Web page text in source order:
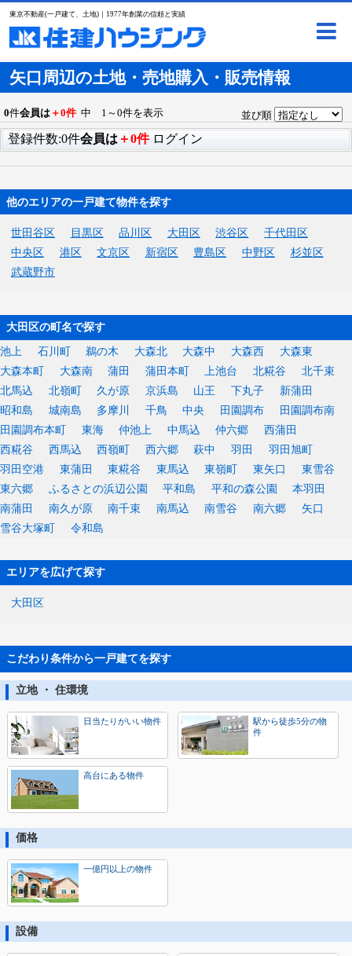
東京不動産(一戸建て、土地)｜1977年創業の信頼と実績
矢口周辺の土地・売地購入・販売情報
0件会員は ＋0件 中 1～0件を表示 並び順
登録件数:0件会員は ＋0件 ログイン
他のエリアの一戸建て物件を探す
世田谷区 目黒区 品川区 大田区 渋谷区
千代田区
中央区
港区 文京区 新宿区 豊島区 中野区
杉並区
武蔵野市
大田区の町名で探す
池上 石川町 鵜の木 大森北 大森中 大森西
大森東
大森本町
大森南 蒲田 蒲田本町 上池台 北糀谷
北千束
北馬込
北嶺町 久が原 京浜島 山王 下丸子
新蒲田
昭和島
城南島 多摩川 千鳥 中央 田園調布
田園調布南
田園調布本町
東海 仲池上 中馬込 仲六郷
西蒲田
西糀谷
西馬込 西嶺町 西六郷 萩中 羽田
羽田旭町
羽田空港
東蒲田 東糀谷 東馬込 東嶺町 東矢口
東雪谷
東六郷
ふるさとの浜辺公園 平和島 平和の森公園
本羽田
南蒲田
南久が原 南千束 南馬込 南雪谷 南六郷
矢口
雪谷大塚町
令和島
エリアを広げて探す
大田区
こだわり条件から一戸建てを探す
立地 ・ 住環境
日当たりがいい物件
駅から徒歩5分の物
件
高台にある物件
価格
一億円以上の物件
設備